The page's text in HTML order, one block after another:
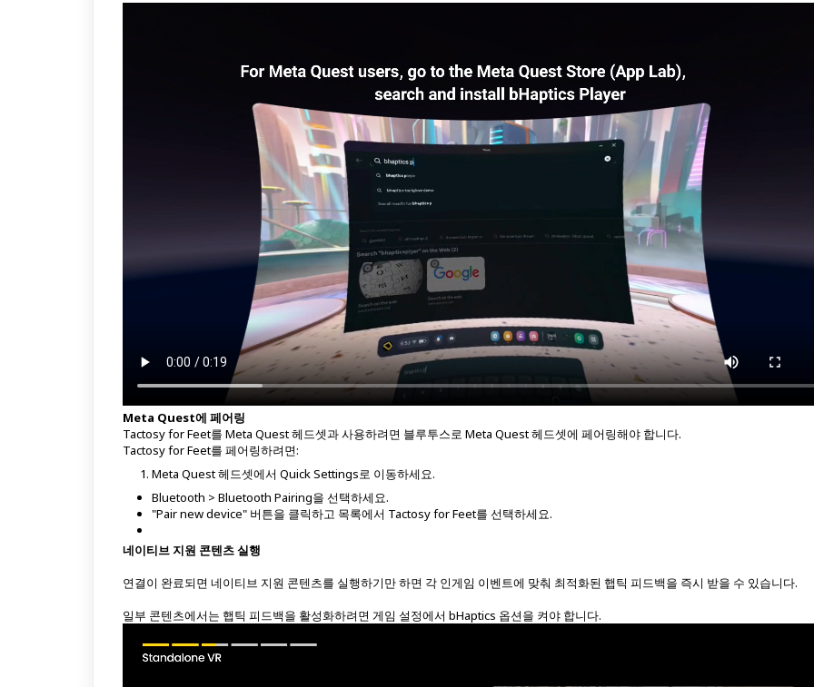
Meta Quest에 페어링
Tactosy for Feet를 Meta Quest 헤드셋과 사용하려면 블루투스로 Meta Quest 헤드셋에 페어링해야 합니다.
Tactosy for Feet를 페어링하려면:
Meta Quest 헤드셋에서 Quick Settings로 이동하세요.
Bluetooth > Bluetooth Pairing을 선택하세요.
"Pair new device" 버튼을 클릭하고 목록에서 Tactosy for Feet를 선택하세요.
네이티브 지원 콘텐츠 실행
연결이 완료되면 네이티브 지원 콘텐츠를 실행하기만 하면 각 인게임 이벤트에 맞춰 최적화된 햅틱 피드백을 즉시 받을 수 있습니다.
일부 콘텐츠에서는 햅틱 피드백을 활성화하려면 게임 설정에서 bHaptics 옵션을 켜야 합니다.